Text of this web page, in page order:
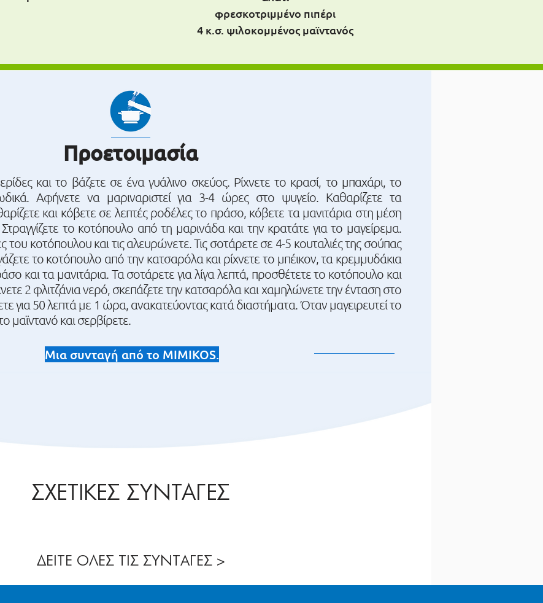
φρεσκοτριμμένο πιπέρι
4 κ.σ. ψιλοκομμένος μαϊντανός
Προετοιμασία
και το βάζετε σε ένα γυάλινο σκεύος. Ρίχνετε το κρασί, το μπαχάρι, το
Αφήνετε να μαριναριστεί για 3-4 ώρες στο ψυγείο. Καθαρίζετε τα
και κόβετε σε λεπτές ροδέλες το πράσο, κόβετε τα μανιτάρια στη μέση
το κοτόπουλο από τη μαρινάδα και την κρατάτε για το μαγείρεμα.
του κοτόπουλου και τις αλευρώνετε. Τις σοτάρετε σε 4-5 κουταλιές της σούπας
το κοτόπουλο από την κατσαρόλα και ρίχνετε το μπέικον, τα κρεμμυδάκια
και τα μανιτάρια. Τα σοτάρετε για λίγα λεπτά, προσθέτετε το κοτόπουλο και
2 φλιτζάνια νερό, σκεπάζετε την κατσαρόλα και χαμηλώνετε την ένταση στο
για 50 λεπτά με 1 ώρα, ανακατεύοντας κατά διαστήματα. Όταν μαγειρευτεί το
μαϊντανό και σερβίρετε.
Μια συνταγή από το MIMIKOS.
ΣΧΕΤΙΚΕΣ ΣΥΝΤΑΓΕΣ
ΔΕΙΤΕ ΟΛΕΣ ΤΙΣ ΣΥΝΤΑΓΕΣ >